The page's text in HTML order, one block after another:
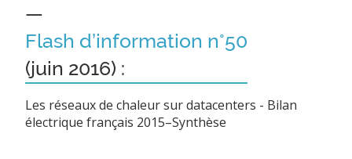
—
Flash d’information n°50
(juin 2016) :
Les réseaux de chaleur sur datacenters - Bilan
électrique français 2015–Synthèse